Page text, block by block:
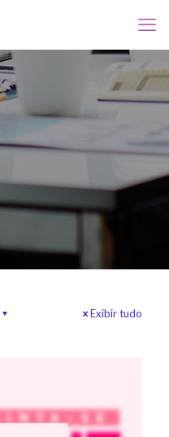
Exibir tudo